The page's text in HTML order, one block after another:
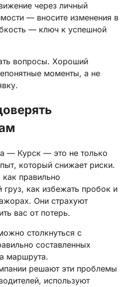
через личный
— вносите изменения в
— ключ к успешной
вопросы. Хороший
моменты, а не
— Курск — это не только
который снижает риски.
правильно
груз, как избежать пробок и
Они страхуют
вас от потерь.
столкнуться с
составленных
маршрута.
решают эти проблемы
используют